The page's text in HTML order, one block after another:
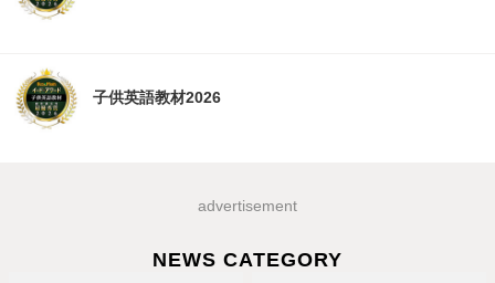
子供英語教材2026
advertisement
NEWS CATEGORY